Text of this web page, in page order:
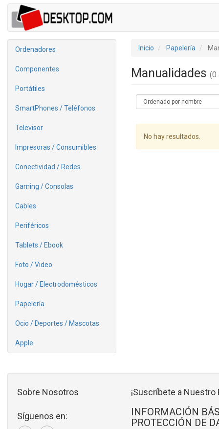
Ordenadores
Componentes
Portátiles
SmartPhones / Teléfonos
Televisor
Impresoras / Consumibles
Conectividad / Redes
Gaming / Consolas
Cables
Periféricos
Tablets / Ebook
Foto / Video
Hogar / Electrodomésticos
Papelería
Ocio / Deportes / Mascotas
Apple
Inicio Papelería
Manualidades (0
No hay resultados.
Sobre Nosotros
Síguenos en:
¡Suscríbete a Nuestro
INFORMACIÓN
PROTECCIÓN DE